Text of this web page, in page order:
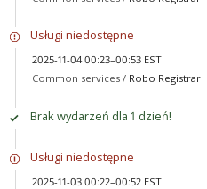
Usługi niedostępne
2025-11-04 00:23–00:53 EST
Common services / Robo Registrar
Brak wydarzeń dla 1 dzień!
Usługi niedostępne
2025-11-03 00:22–00:52 EST